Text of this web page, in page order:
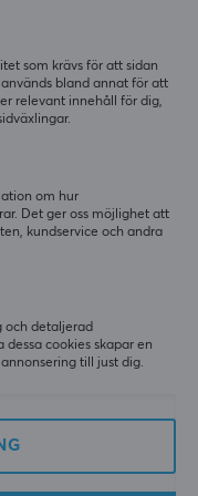
på.
för 9 mån. sen
som krävs för att sidan
bland annat för att
relevant innehåll för dig,
om hur
Det ger oss möjlighet att
kundservice och andra
och detaljerad
dessa cookies skapar en
till just dig.